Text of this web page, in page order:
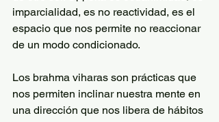
imparcialidad, es no reactividad, es el
espacio que nos permite no reaccionar
de un modo condicionado.
Los brahma viharas son prácticas que
nos permiten inclinar nuestra mente en
una dirección que nos libera de hábitos